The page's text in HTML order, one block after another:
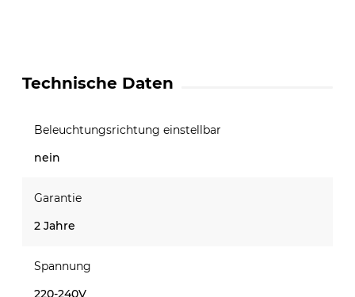
Technische Daten
Beleuchtungsrichtung einstellbar
nein
Garantie
2 Jahre
Spannung
220-240V